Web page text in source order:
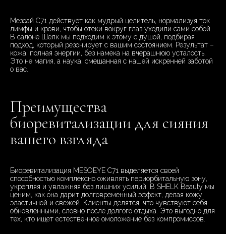
Мезоай C71 действует как мудрый целитель, нормализуя ток
лимфы и крови, чтобы отеки вокруг глаз уходили сами собой.
В салоне Шелк мы подходим к этому с душой, подбирая
подход, который резонирует с вашим состоянием. Результат –
кожа, полная энергии, без намека на вчерашнюю усталость.
Это не магия, а наука, смешанная с нашей искренней заботой
о вас.
Преимущества
биоревитализации для сияния
вашего взгляда
Биоревитализация MESOEYE C71 выделяется своей
способностью комплексно оживлять периорбитальную зону,
укрепляя и увлажняя без лишних усилий. В SHELK Beauty мы
ценим, как она дарит долговременный эффект, делая кожу
эластичной и свежей. Клиенты делятся, что чувствуют себя
обновленными, словно после долгого отдыха. Это выгодно для
тех, кто ищет естественное омоложение без компромиссов.